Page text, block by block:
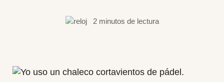
2 minutos de lectura